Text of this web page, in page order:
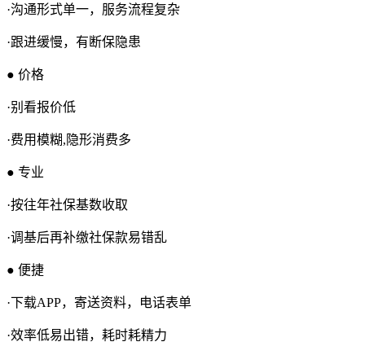
·沟通形式单一，服务流程复杂
·跟进缓慢，有断保隐患
● 价格
·别看报价低
·费用模糊,隐形消费多
● 专业
·按往年社保基数收取
·调基后再补缴社保款易错乱
● 便捷
·下载APP，寄送资料，电话表单
·效率低易出错，耗时耗精力